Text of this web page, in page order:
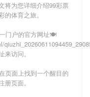
将为您详细介绍99彩票
体育之旅。
门户的官方网址🍽
访问。
页面上找到一个醒目的
页面。